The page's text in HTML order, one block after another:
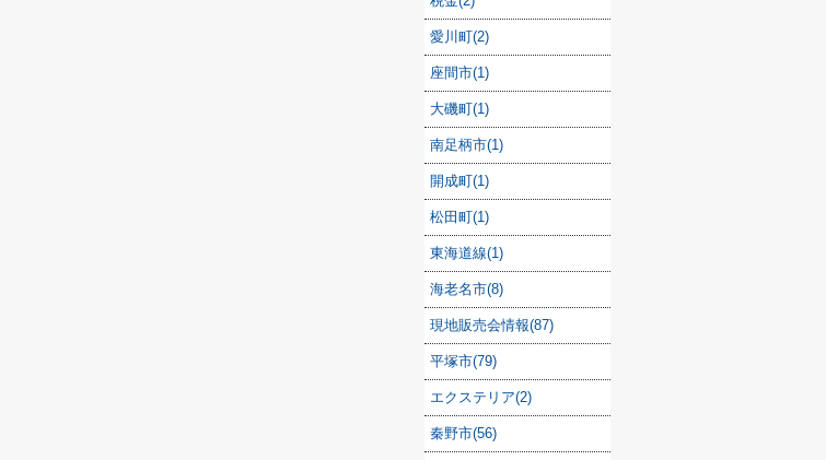
愛川町(2)
座間市(1)
大磯町(1)
南足柄市(1)
開成町(1)
松田町(1)
東海道線(1)
海老名市(8)
現地販売会情報(87)
平塚市(79)
エクステリア(2)
秦野市(56)